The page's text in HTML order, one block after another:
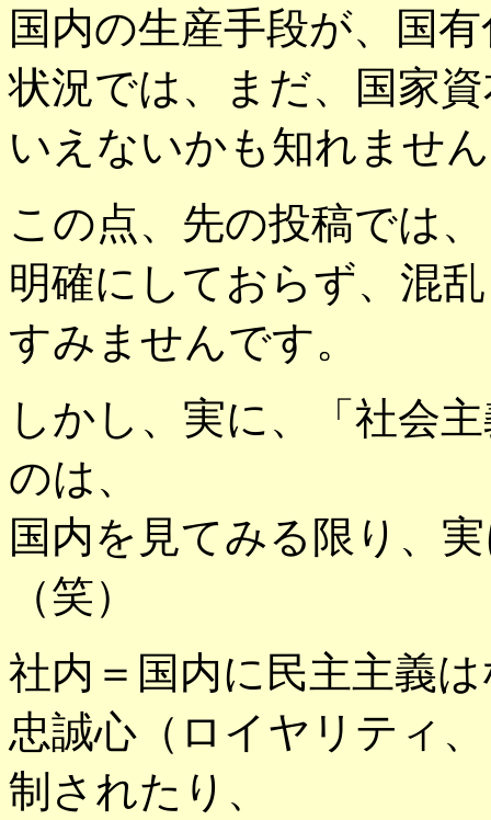
国内の生産手段が、国
状況では、まだ、国家
いえないかも知れませ
この点、先の投稿では、
明確にしておらず、混
すみませんです。
しかし、実に、「社会
のは、
国内を見てみる限り、
（笑）
社内＝国内に民主主義
忠誠心（ロイヤリティ
制されたり、